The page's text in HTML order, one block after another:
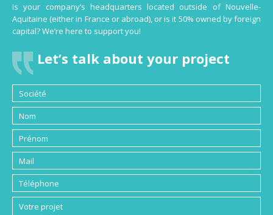
Is your company’s headquarters located outside of Nouvelle-
Aquitaine (either in France or abroad), or is it 50% owned by foreign
capital? We’re here to support you!
Let’s talk about your project